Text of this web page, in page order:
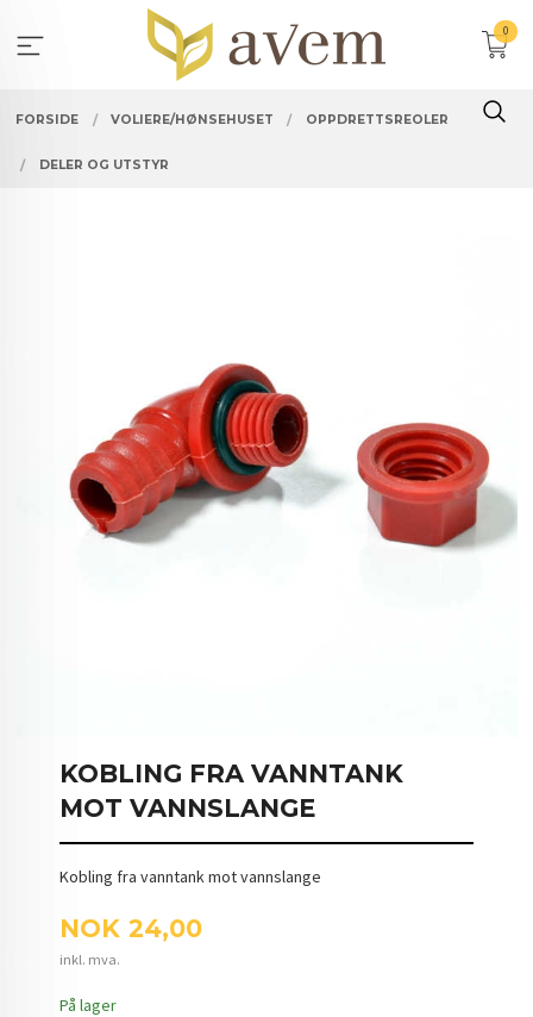
innholdet
0
FORSIDE VOLIERE/HØNSEHUSET OPPDRETTSREOLER
DELER OG UTSTYR
KOBLING FRA VANNTANK
MOT VANNSLANGE
Kobling fra vanntank mot vannslange
Pris
NOK 24,00
inkl. mva.
På lager